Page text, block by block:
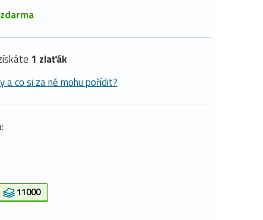
zdarma
1 zlaťák
a co si za ně mohu pořídit?
11000